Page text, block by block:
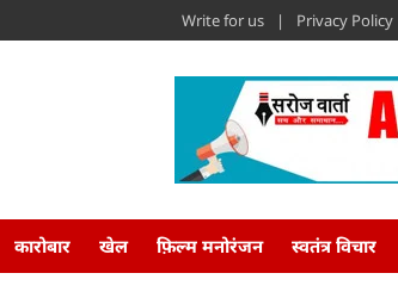
Write for us Privacy Policy
कारोबार खेल फ़िल्म मनोरंजन स्वतंत्र विचार